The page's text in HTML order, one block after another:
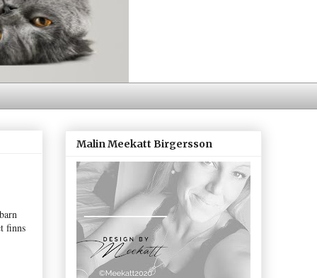
finns
Malin Meekatt Birgersson